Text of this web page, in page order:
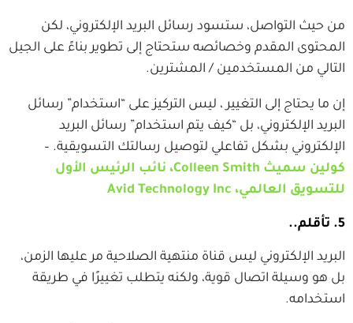
من حيث التواصل، ستسود رسائل البريد الإلكتروني، لكن
المحتوى المقدم وخصائصه ستحتاج إلى تطوير بناءً على الجيل
التالي من المستخدمين / المشترين.
إن ما يحتاج إلى التغيير ، ليس التركيز على “استخدام” رسائل
البريد الإلكتروني، بل “كيف يتم استخدام” رسائل البريد
الإلكتروني بشكل تفاعلي لتوصيل رسالتك التسويقية. –
كولين سميث Colleen Smith، نائب الرئيس الأول
للتسويق العالمي، Avid Technology Inc
5. تأقلم..
البريد الإلكتروني ليس قناة منتهية الصلاحية مر عليها الزمن،
بل هو وسيلة اتصال قوية، ولكنه يتطلب تغييرًا في طريقة
استخدامه.